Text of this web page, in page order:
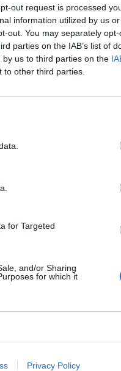
out request is processed
information utilized by us
out. You may separately
parties on the IAB’s list of
us to third parties on the
other third parties.
for Targeted
and/or Sharing
for which it
Privacy Policy